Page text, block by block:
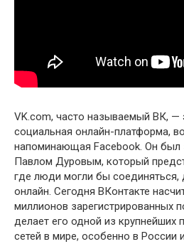
VK.com, часто называемый ВК, —
социальная онлайн-платформа,
напоминающая Facebook. Он был
Павлом Дуровым, который
где люди могли бы соединяться,
онлайн. Сегодня ВКонтакте
миллионов зарегистрированных
делает его одной из крупнейших
сетей в мире, особенно в России